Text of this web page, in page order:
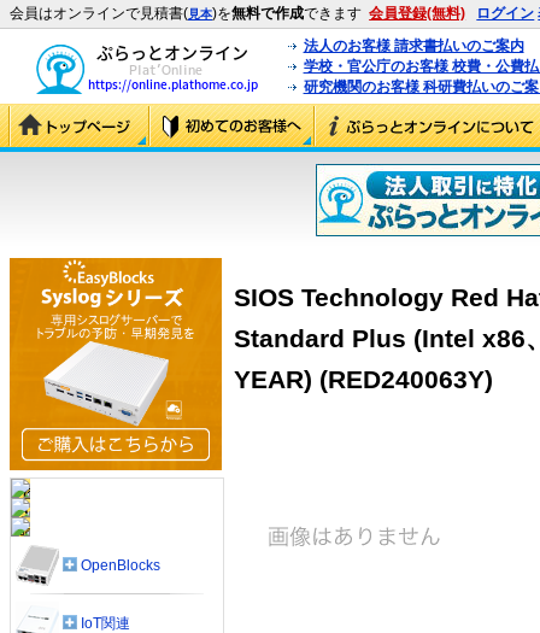
会員はオンラインで見積書(見本)を無料で作成できます 会員登録(無料) ログイン
法人のお客様 請求書払いのご案内
学校・官公庁のお客様 校費・公費
研究機関のお客様 科研費払いのご
SIOS Technology Red
Standard Plus (Intel x86
YEAR) (RED240063Y)
OpenBlocks
IoT関連